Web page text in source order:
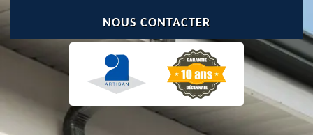
NOUS CONTACTER